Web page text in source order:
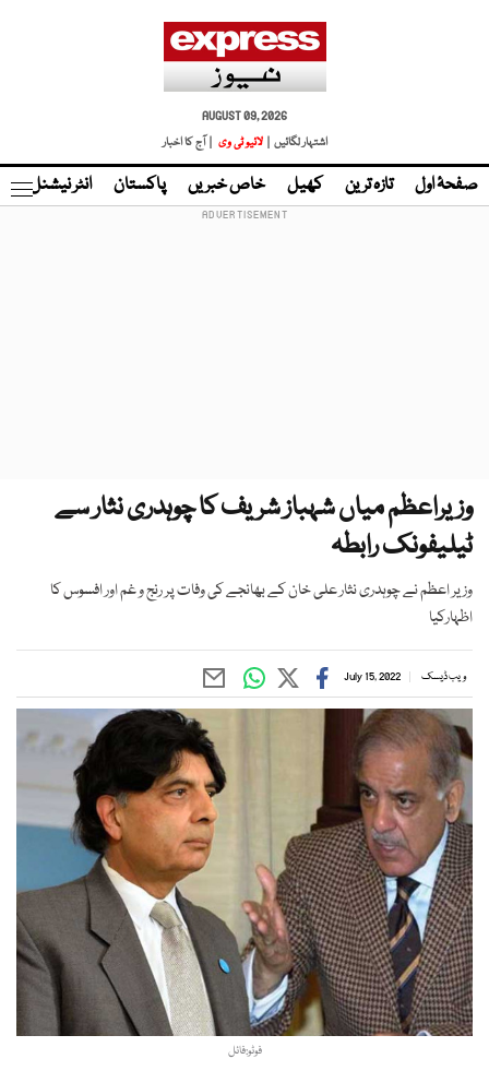
AUGUST 09, 2026
اشتہار لگائیں |
لائیو ٹی وی | آج کا اخبار
صفحۂ اول تازہ ترین کھیل خاص خبریں پاکستان انٹر نیشنل
وزیراعظم میاں شہباز شریف کا چوہدری نثار سے
ٹیلیفونک رابطہ
وزیر اعظم نے چوہدری نثار علی خان کے بھانجے کی وفات پر رنج و غم اور افسوس کا
اظہارکیا
ویب ڈیسک July 15, 2022
فوٹو:فائل